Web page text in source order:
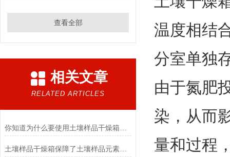
查看全部
相关文章
RELATED ARTICLES
土壤样品干燥箱保障了土壤样品元素的完整性
温度相结
分室单独
由于氮肥
染，从而
量和过程